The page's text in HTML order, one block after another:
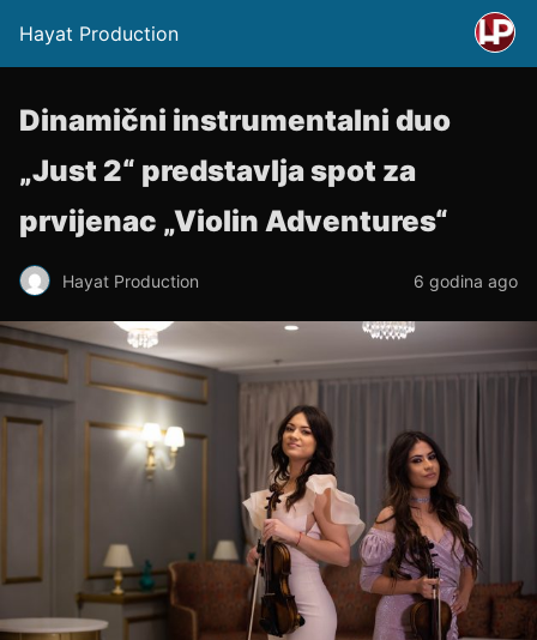
Hayat Production
Dinamični instrumentalni duo
„Just 2“ predstavlja spot za
prvijenac „Violin Adventures“
Hayat Production 6 godina ago